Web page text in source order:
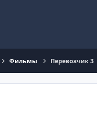
Фильмы Перевозчик 3